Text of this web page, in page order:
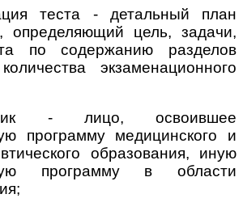
теста - детальный план
определяющий цель, задачи,
по содержанию разделов
экзаменационного
- лицо, освоившее
программу медицинского и
образования, иную
программу в области